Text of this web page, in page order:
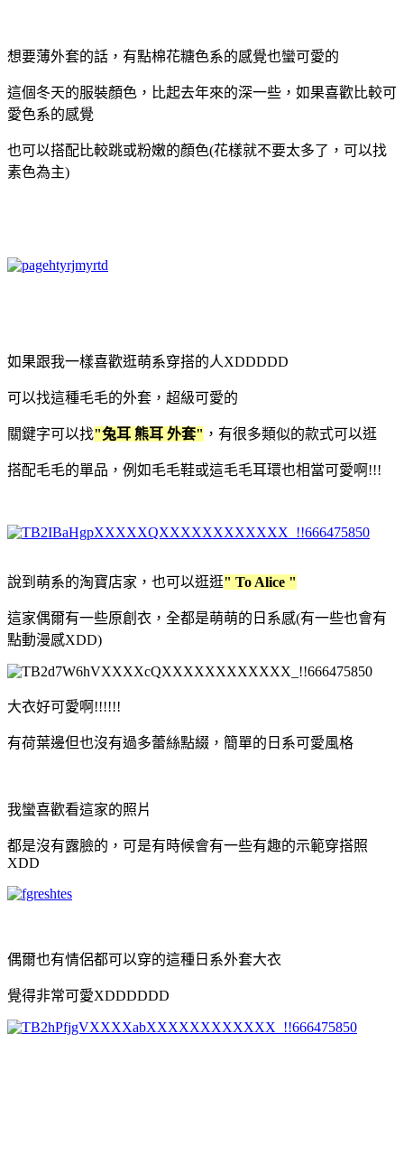
想要薄外套的話，有點棉花糖色系的感覺也蠻可愛的
這個冬天的服裝顏色，比起去年來的深一些，如果喜歡比較可
愛色系的感覺
也可以搭配比較跳或粉嫩的顏色(花樣就不要太多了，可以找
素色為主)
如果跟我一樣喜歡逛萌系穿搭的人XDDDDD
可以找這種毛毛的外套，超級可愛的
關鍵字可以找"兔耳 熊耳 外套" ，有很多類似的款式可以逛
搭配毛毛的單品，例如毛毛鞋或這毛毛耳環也相當可愛啊!!!
說到萌系的淘寶店家，也可以逛逛" To Alice "
這家偶爾有一些原創衣，全都是萌萌的日系感(有一些也會有
點動漫感XDD)
大衣好可愛啊!!!!!!
有荷葉邊但也沒有過多蕾絲點綴，簡單的日系可愛風格
我蠻喜歡看這家的照片
都是沒有露臉的，可是有時候會有一些有趣的示範穿搭照
XDD
偶爾也有情侶都可以穿的這種日系外套大衣
覺得非常可愛XDDDDDD